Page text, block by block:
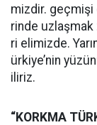
mizdir.
rinde
ri elimizde.
ürkiye’nin
iliriz.
“KORKMA